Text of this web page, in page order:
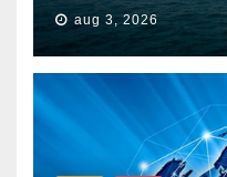
aug 3, 2026